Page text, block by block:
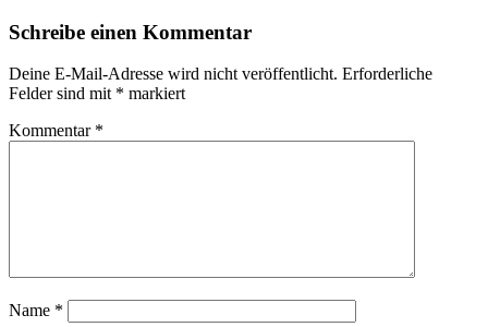
Schreibe einen Kommentar
Deine E-Mail-Adresse wird nicht veröffentlicht. Erforderliche
Felder sind mit * markiert
Kommentar *
Name *